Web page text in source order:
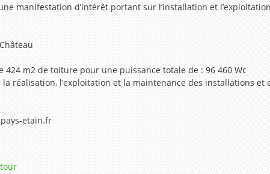
manifestation d’intérêt portant sur l’installation et
m2 de toiture pour une puissance totale de : 96 460 Wc
réalisation, l’exploitation et la maintenance des installations et
etain.fr